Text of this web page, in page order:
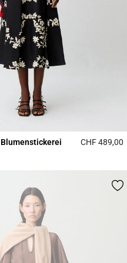
CHF 489,00